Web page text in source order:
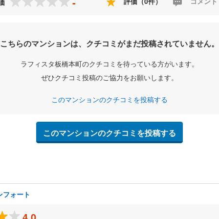
こちらのマンションは、クチコミがまだ投稿されていません。
ラフィスタ板橋本町のクチコミを待っている方がいます。
ぜひクチコミ投稿のご協力をお願いします。
このマンションのクチコミを投稿する
このマンションのクチコミを投稿する
ォート